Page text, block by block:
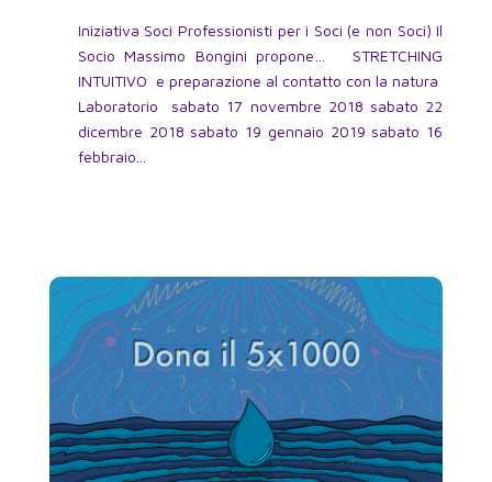
Iniziativa Soci Professionisti per i Soci (e non Soci) Il
Socio Massimo Bongini propone… STRETCHING
INTUITIVO e preparazione al contatto con la natura
Laboratorio sabato 17 novembre 2018 sabato 22
dicembre 2018 sabato 19 gennaio 2019 sabato 16
febbraio...